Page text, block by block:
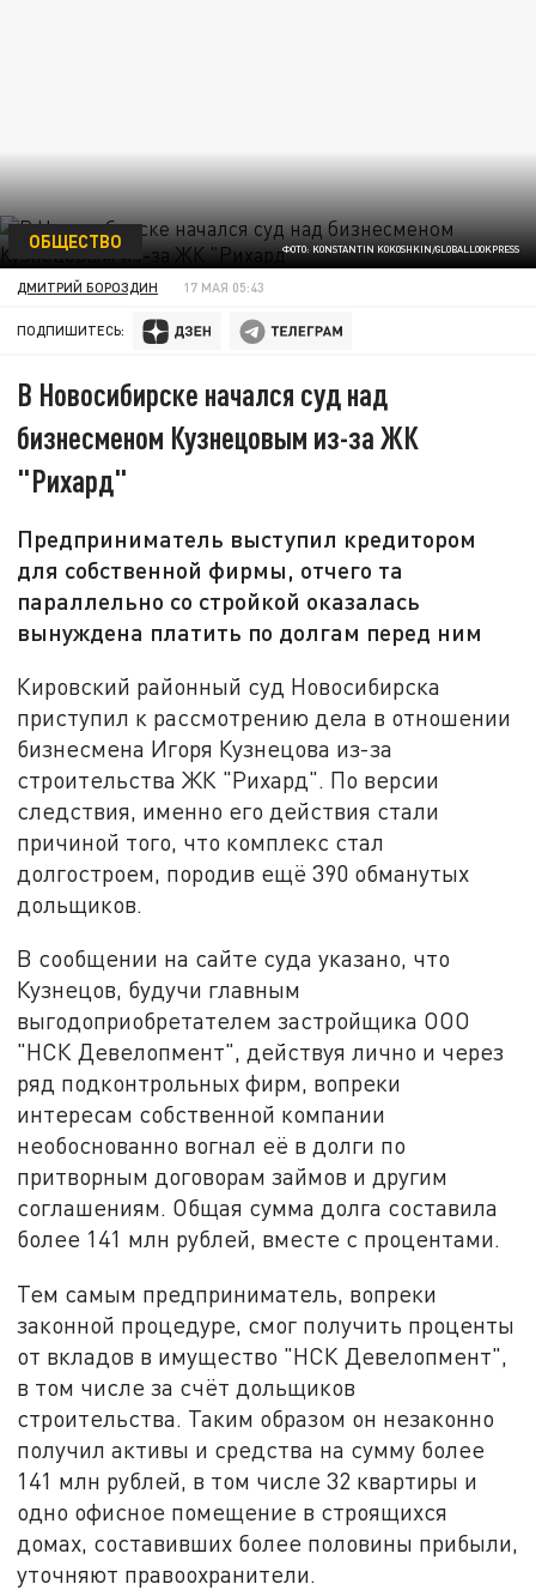
ФОТО: KONSTANTIN KOKOSHKIN/GLOBALLOOKPRESS
ОБЩЕСТВО
ДМИТРИЙ БОРОЗДИН 17 МАЯ 05:43
ПОДПИШИТЕСЬ:
В Новосибирске начался суд над
бизнесменом Кузнецовым из-за ЖК
"Рихард"
Предприниматель выступил кредитором
для собственной фирмы, отчего та
параллельно со стройкой оказалась
вынуждена платить по долгам перед ним
Кировский районный суд Новосибирска
приступил к рассмотрению дела в отношении
бизнесмена Игоря Кузнецова из-за
строительства ЖК "Рихард". По версии
следствия, именно его действия стали
причиной того, что комплекс стал
долгостроем, породив ещё 390 обманутых
дольщиков.
В сообщении на сайте суда указано, что
Кузнецов, будучи главным
выгодоприобретателем застройщика ООО
"НСК Девелопмент", действуя лично и через
ряд подконтрольных фирм, вопреки
интересам собственной компании
необоснованно вогнал её в долги по
притворным договорам займов и другим
соглашениям. Общая сумма долга составила
более 141 млн рублей, вместе с процентами.
Тем самым предприниматель, вопреки
законной процедуре, смог получить проценты
от вкладов в имущество "НСК Девелопмент",
в том числе за счёт дольщиков
строительства. Таким образом он незаконно
получил активы и средства на сумму более
141 млн рублей, в том числе 32 квартиры и
одно офисное помещение в строящихся
домах, составивших более половины прибыли,
уточняют правоохранители.